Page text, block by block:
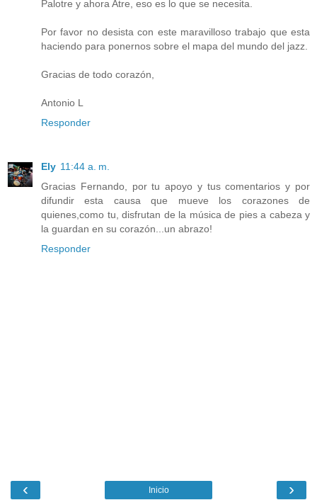
Palotre y ahora Atre, eso es lo que se necesita.
Por favor no desista con este maravilloso trabajo que esta
haciendo para ponernos sobre el mapa del mundo del jazz.
Gracias de todo corazón,
Antonio L
Responder
Ely 11:44 a. m.
Gracias Fernando, por tu apoyo y tus comentarios y por
difundir esta causa que mueve los corazones de
quienes,como tu, disfrutan de la música de pies a cabeza y
la guardan en su corazón...un abrazo!
Responder
‹ ›
Inicio